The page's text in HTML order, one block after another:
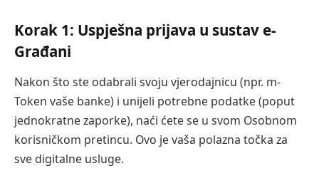
Korak 1: Uspješna prijava u sustav e-
Građani
Nakon što ste odabrali svoju vjerodajnicu (npr. m-
Token vaše banke) i unijeli potrebne podatke (poput
jednokratne zaporke), naći ćete se u svom Osobnom
korisničkom pretincu. Ovo je vaša polazna točka za
sve digitalne usluge.